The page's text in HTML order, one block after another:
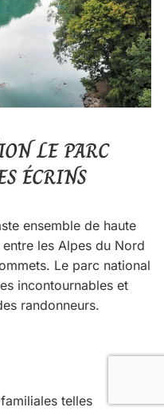
LE PARC
ÉCRINS
ensemble de haute
les Alpes du Nord
Le parc national
incontournables et
randonneurs.
telles